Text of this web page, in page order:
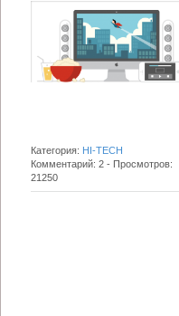
Категория: HI-TECH
Комментарий: 2 - Просмотров:
21250